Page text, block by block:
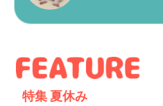
特集 夏休み